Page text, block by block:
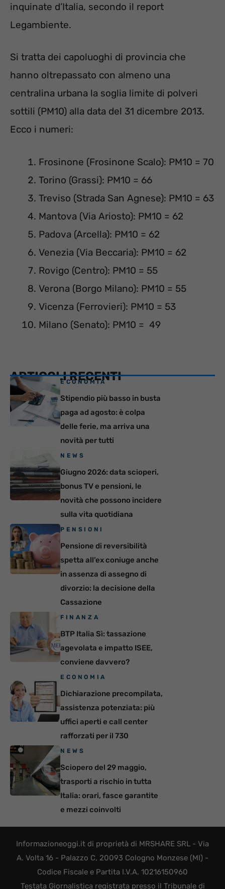
inquinate d’Italia, secondo il report
Legambiente.
Si tratta dei capoluoghi di provincia che
hanno oltrepassato con almeno una
centralina urbana la soglia limite di polveri
sottili (PM10) alla data del 31 dicembre 2013.
Ecco i numeri:
Frosinone (Frosinone Scalo): PM10 = 70
Torino (Grassi): PM10 = 66
Treviso (Strada San Agnese): PM10 = 63
Mantova (Via Ariosto): PM10 = 62
Padova (Arcella): PM10 = 62
Venezia (Via Beccaria): PM10 = 62
Rovigo (Centro): PM10 = 55
Verona (Borgo Milano): PM10 = 55
Vicenza (Ferrovieri): PM10 = 53
Milano (Senato): PM10 = 49
ARTICOLI RECENTI
ECONOMIA
Stipendio più basso in busta
paga ad agosto: è colpa
delle ferie, ma arriva una
novità per tutti
NEWS
Giugno 2026: data scioperi,
bonus TV e pensioni, le
novità che possono incidere
sulla vita quotidiana
PENSIONI
Pensione di reversibilità
spetta all’ex coniuge anche
in assenza di assegno di
divorzio: la decisione della
Cassazione
FINANZA
BTP Italia Sì: tassazione
agevolata e impatto ISEE,
conviene davvero?
ECONOMIA
Dichiarazione precompilata,
assistenza potenziata: più
uffici aperti e call center
rafforzati per il 730
NEWS
Sciopero del 29 maggio,
trasporti a rischio in tutta
Italia: orari, fasce garantite
e mezzi coinvolti
Informazioneoggi.it di proprietà di MRSHARE SRL - Via
A. Volta 16 - Palazzo C, 20093 Cologno Monzese (MI) -
Codice Fiscale e Partita I.V.A. 10216150960
Testata Giornalistica registrata presso il Tribunale di